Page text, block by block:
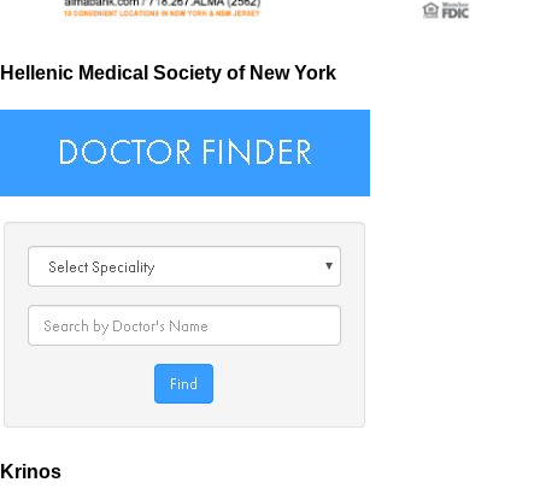
Hellenic Medical Society of New York
Krinos